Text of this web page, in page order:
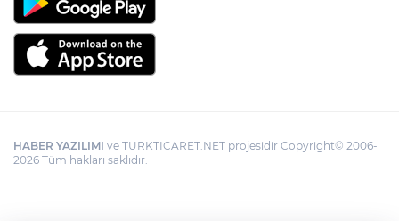
HABER YAZILIMI ve TURKTICARET.NET projesidir Copyright© 2006-
2026 Tüm hakları saklıdır.